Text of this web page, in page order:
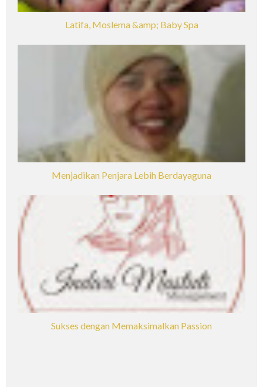
Latifa, Moslema &amp; Baby Spa
Menjadikan Penjara Lebih Berdayaguna
Sukses dengan Memaksimalkan Passion